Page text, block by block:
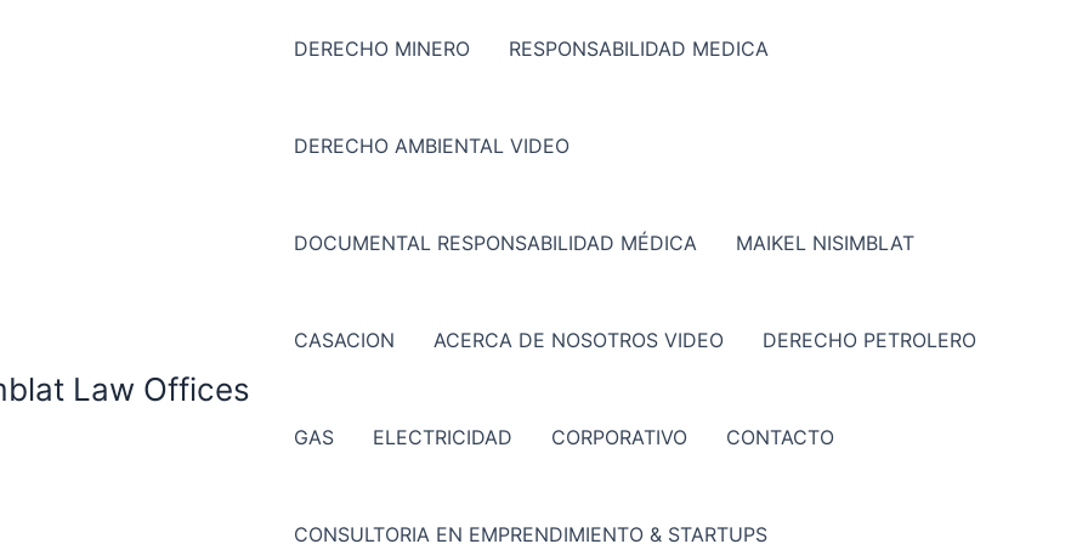
Law Offices
DERECHO MINERO RESPONSABILIDAD MEDICA
DERECHO AMBIENTAL VIDEO
DOCUMENTAL RESPONSABILIDAD MÉDICA MAIKEL NISIMBLAT
CASACION ACERCA DE NOSOTROS VIDEO DERECHO PETROLERO
GAS ELECTRICIDAD CORPORATIVO CONTACTO
CONSULTORIA EN EMPRENDIMIENTO & STARTUPS